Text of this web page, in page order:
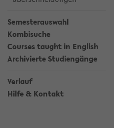
Semesterauswahl
Kombisuche
Courses taught in English
Archivierte Studiengänge
Verlauf
Hilfe & Kontakt